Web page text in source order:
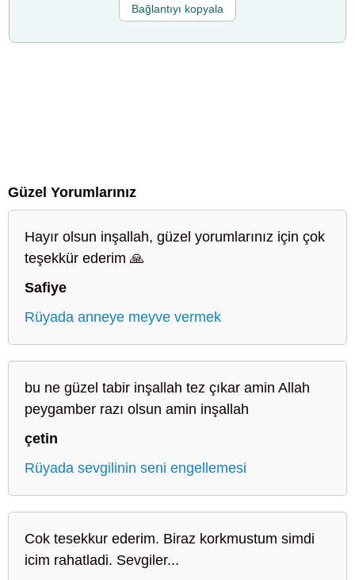
Bağlantıyı kopyala
Güzel Yorumlarınız
Hayır olsun inşallah, güzel yorumlarınız için çok
teşekkür ederim 🙏
Safiye
Rüyada anneye meyve vermek
bu ne güzel tabir inşallah tez çıkar amin Allah
peygamber razı olsun amin inşallah
çetin
Rüyada sevgilinin seni engellemesi
Cok tesekkur ederim. Biraz korkmustum simdi
icim rahatladi. Sevgiler...